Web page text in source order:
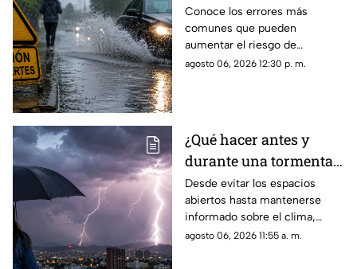
evitar para mantenerte
seguro de las lluvias
fuertes
Conoce los errores más
comunes que pueden
aumentar el riesgo de
accidentes durante las lluvias y
agosto 06, 2026 12:30 p. m.
¿Qué hacer antes y
durante una tormenta
eléctrica? Estas son las
recomendaciones
Desde evitar los espacios
abiertos hasta mantenerse
informado sobre el clima,
estas son las acciones que las
agosto 06, 2026 11:55 a. m.